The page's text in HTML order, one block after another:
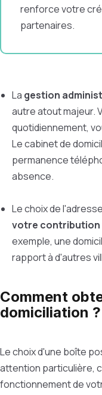
renforce votre
partenaires.
La gestion
autre atout majeur.
quotidiennement,
Le cabinet de
permanence
absence.
Le choix de
votre contribution
exemple, une
rapport à d'autres
Comment
domiciliation ?
Le choix d'une boîte
attention particulière,
fonctionnement de